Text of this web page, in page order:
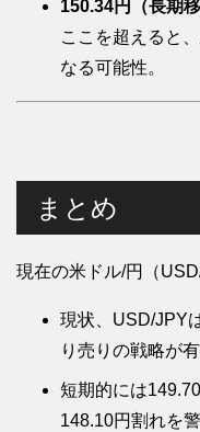
150.34円（長期
ここを超えると
なる可能性。
まとめ
現在の米ドル/円（
現状、USD/JPY
り売りの戦略が有
短期的には
148.10円割れを警